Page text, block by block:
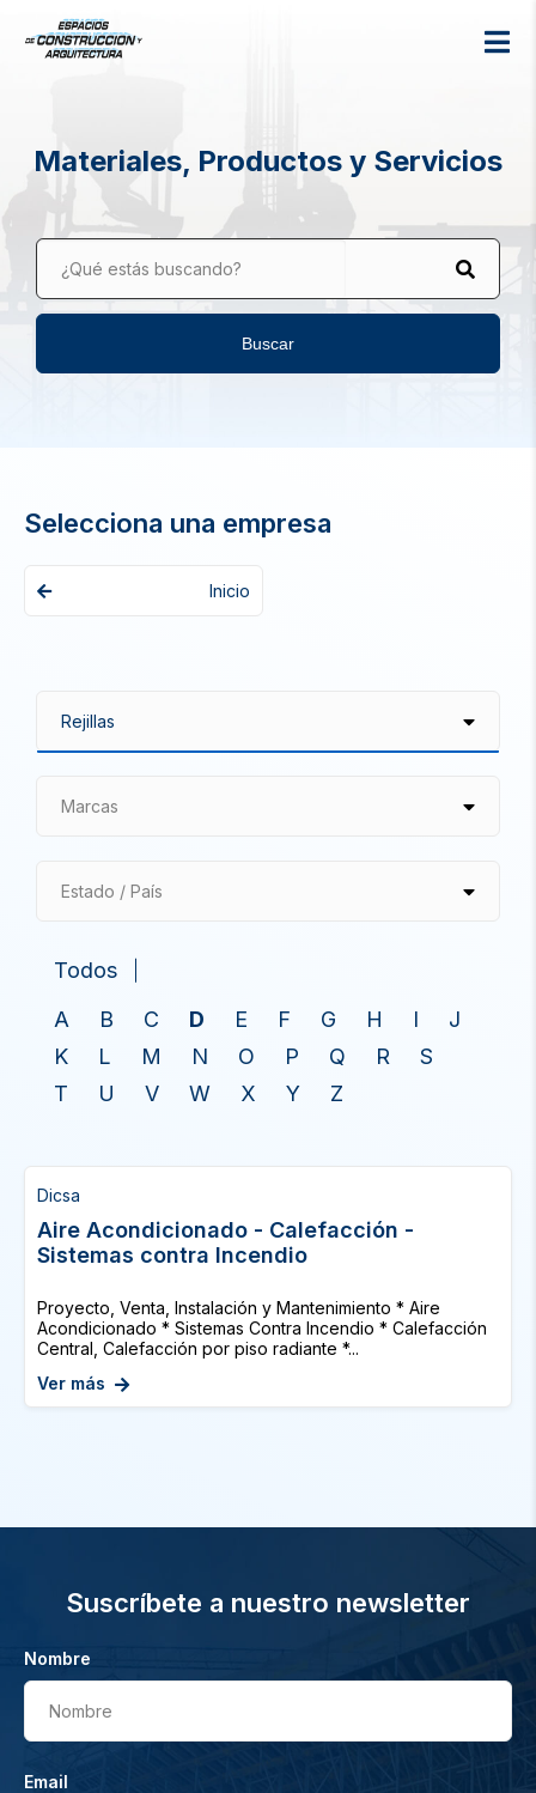
Materiales, Productos y Servicios
¿Qué estás buscando?
Buscar
Selecciona una empresa
Inicio
Marcas
Estado / País
Todos
A
B C D E F G H I
J
K
L M N O P Q R
S
T
U V W X Y Z
Dicsa
Aire Acondicionado - Calefacción -
Sistemas contra Incendio
Proyecto, Venta, Instalación y Mantenimiento * Aire
Acondicionado * Sistemas Contra Incendio * Calefacción
Central, Calefacción por piso radiante *...
Ver más
Suscríbete a nuestro newsletter
Nombre
Nombre
Email